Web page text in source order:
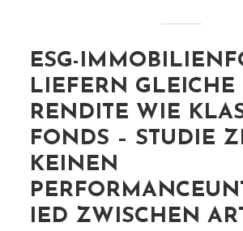
ESG-
LIEFERN GLEICHE
RENDITE WIE
FONDS – STUDIE
KEINEN
IED ZWISCHEN